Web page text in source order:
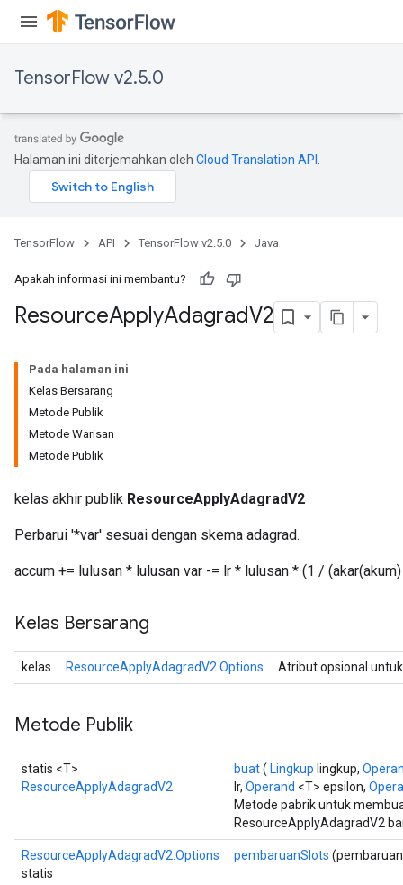
TensorFlow v2.5.0
Halaman ini diterjemahkan oleh Cloud Translation API
TensorFlow API TensorFlow v2.5.0 Java
Apakah informasi ini membantu?
ResourceApplyAdagradV2
Pada halaman ini
Kelas Bersarang
Metode Publik
Metode Warisan
Metode Publik
kelas akhir publik ResourceApplyAdagradV2
Perbarui '*var' sesuai dengan skema adagrad.
accum += lulusan * lulusan var -= lr * lulusan * (1 /
Kelas Bersarang
kelas ResourceApplyAdagradV2.Options Atribut opsional
Metode Publik
statis <T>
ResourceApplyAdagradV2
buat( Lingkup lingkup,
lr, Operand <T> epsilon,
Metode pabrik untuk
ResourceApplyAdagradV2
ResourceApplyAdagradV2.Options
statis
pembaruanSlots